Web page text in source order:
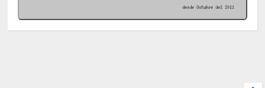
desde Octubre del 2011